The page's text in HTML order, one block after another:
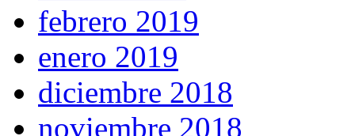
febrero 2019
enero 2019
diciembre 2018
noviembre 2018